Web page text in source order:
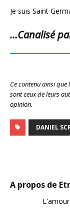
Je suis Saint
…Canalisé
Ce contenu ainsi
sont ceux de leurs
opinion.
DANIEL
A propos de